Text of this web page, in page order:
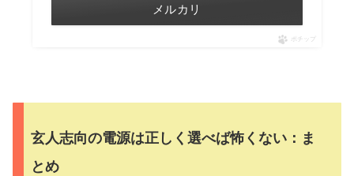
メルカリ
ポチップ
玄人志向の電源は正しく選べば怖くない：ま
とめ